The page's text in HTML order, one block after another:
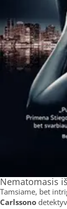
Nematomasis
Tamsiame, bet
Carlssono